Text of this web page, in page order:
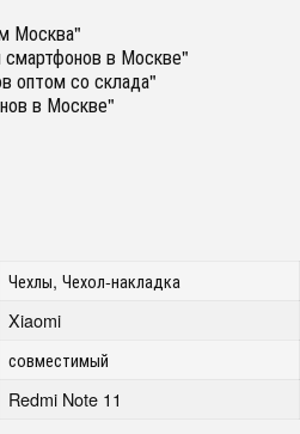
Москва"
смартфонов в Москве"
оптом со склада"
в Москве"
Чехлы, Чехол-накладка
Xiaomi
совместимый
Redmi Note 11